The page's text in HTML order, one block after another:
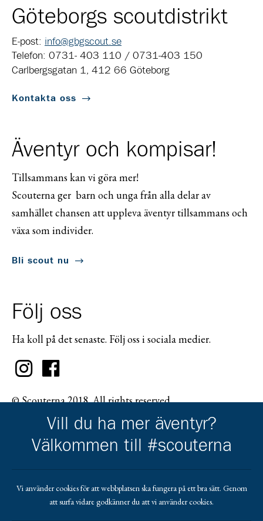
Göteborgs scoutdistrikt
E-post: info@gbgscout.se
Telefon: 0731- 403 110 / 0731-403 150
Carlbergsgatan 1, 412 66 Göteborg
Kontakta oss
Äventyr och kompisar!
Tillsammans kan vi göra mer!
Scouterna ger barn och unga från alla delar av
samhället chansen att uppleva äventyr tillsammans och
växa som individer.
Bli scout nu
Följ oss
Ha koll på det senaste. Följ oss i sociala medier.
© Scouterna 2018. All rights reserved.
Gå till pl_50
Vill du ha mer äventyr?
Välkommen till #scouterna
Vi använder cookies för att webbplatsen ska fungera på ett bra sätt. Genom
att surfa vidare godkänner du att vi använder cookies.